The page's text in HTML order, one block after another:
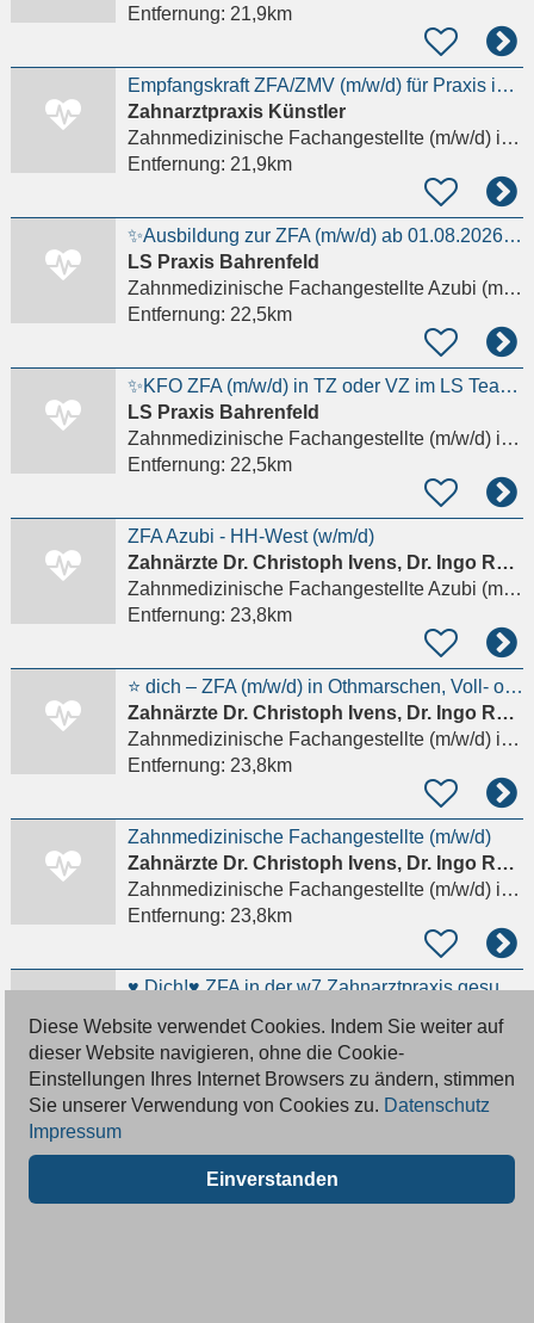
Entfernung: 21,9km
Empfangskraft ZFA/ZMV (m/w/d) für Praxis in HH Süd gesucht
Zahnarztpraxis Künstler
Zahnmedizinische Fachangestellte (m/w/d)in Hamburg
Entfernung: 21,9km
✨Ausbildung zur ZFA (m/w/d) ab 01.08.2026 in Bahrenfeld✨
LS Praxis Bahrenfeld
Zahnmedizinische Fachangestellte Azubi (m/w/d)
Entfernung: 22,5km
✨KFO ZFA (m/w/d) in TZ oder VZ im LS Team gesucht!✨
LS Praxis Bahrenfeld
Zahnmedizinische Fachangestellte (m/w/d)in Hamburg
Entfernung: 22,5km
ZFA Azubi - HH-West (w/m/d)
Zahnärzte Dr. Christoph Ivens, Dr. Ingo Rüssmann
Zahnmedizinische Fachangestellte Azubi (m/w/d)
Entfernung: 23,8km
⭐ dich – ZFA (m/w/d) in Othmarschen, Voll- oder Teilzeit⭐
Zahnärzte Dr. Christoph Ivens, Dr. Ingo Rüssmann
Zahnmedizinische Fachangestellte (m/w/d)in Hamburg
Entfernung: 23,8km
Zahnmedizinische Fachangestellte (m/w/d)
Zahnärzte Dr. Christoph Ivens, Dr. Ingo Rüssmann
Zahnmedizinische Fachangestellte (m/w/d)in Hamburg
Entfernung: 23,8km
♥ Dich!♥ ZFA in der w7 Zahnarztpraxis gesucht
Sebastian Giese Zahnarzt
Zahnmedizinische Fachangestellte (m/w/d)
Entfernung:
23,9km
Zahnmedizinische Fachangestellte (m/w/d)
Diese Website verwendet Cookies. Indem Sie weiter auf
dieser Website navigieren, ohne die Cookie-
Einstellungen Ihres Internet Browsers zu ändern, stimmen
Sie unserer Verwendung von Cookies zu. Datenschutz
Impressum
Einverstanden